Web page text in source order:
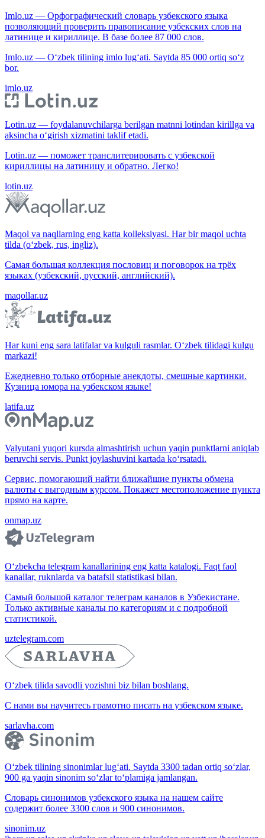
Imlo.uz — Орфографический словарь узбекского языка
позволяющий проверить правописание узбекских слов на
латинице и кириллице. В базе более 87 000 слов.
Imlo.uz — O‘zbek tilining imlo lug‘ati. Saytda 85 000 ortiq so‘z
bor.
imlo.uz
Lotin.uz — foydalanuvchilarga berilgan matnni lotindan kirillga va
aksincha o‘girish xizmatini taklif etadi.
Lotin.uz — поможет транслитерировать с узбекской
кириллицы на латиницу и обратно. Легко!
lotin.uz
Maqol va naqllarning eng katta kolleksiyasi. Har bir maqol uchta
tilda (o‘zbek, rus, ingliz).
Самая большая коллекция пословиц и поговорок на трёх
языках (узбекский, русский, английский).
maqollar.uz
Har kuni eng sara latifalar va kulguli rasmlar. O‘zbek tilidagi kulgu
markazi!
Ежедневно только отборные анекдоты, смешные картинки.
Кузница юмора на узбекском языке!
latifa.uz
Valyutani yuqori kursda almashtirish uchun yaqin punktlarni aniqlab
beruvchi servis. Punkt joylashuvini kartada ko‘rsatadi.
Сервис, помогающий найти ближайшие пункты обмена
валюты с выгодным курсом. Покажет местоположение пункта
прямо на карте.
onmap.uz
O‘zbekcha telegram kanallarining eng katta katalogi. Faqt faol
kanallar, ruknlarda va batafsil statistikasi bilan.
Самый большой каталог телеграм каналов в Узбекистане.
Только активные каналы по категориям и с подробной
статистикой.
uztelegram.com
O‘zbek tilida savodli yozishni biz bilan boshlang.
С нами вы научитесь грамотно писать на узбекском языке.
sarlavha.com
O‘zbek tilining sinonimlar lug‘ati. Saytda 3300 tadan ortiq so‘zlar,
900 ga yaqin sinonim so‘zlar to‘plamiga jamlangan.
Словарь синонимов узбекского языка на нашем сайте
содержит более 3300 слов и 900 синонимов.
sinonim.uz